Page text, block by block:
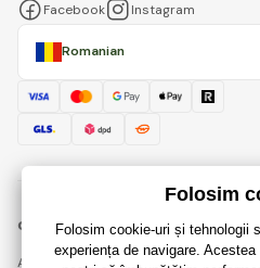
Romanian
Facebook Instagram
© 2018 - 2026 RaiJucării.ro, Toate
Această pagină este protejată prin